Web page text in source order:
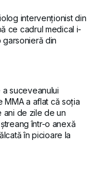
intervenționist din
ce cadrul medical i-
din
a suceveanului
MMA a aflat că soția
ani de zile de un
într-o anexă
în picioare la